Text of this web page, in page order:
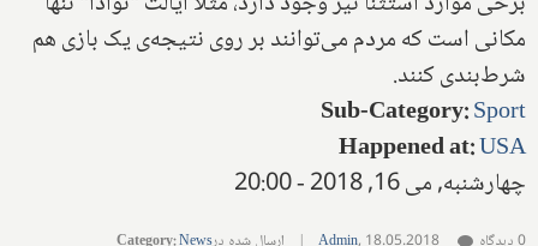
مکانی است که مردم می‌توانند بر روی نتیجه‌ی یک بازی هم
شرط‌بندی کنند‌.
Sub-Category:Sport
Happened at:USA
چهارشنبه, می 16, 2018 - 20:00